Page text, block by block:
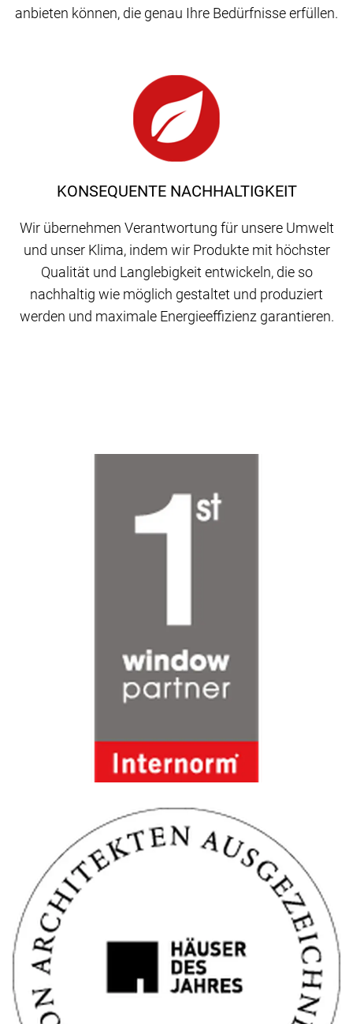
KONSEQUENTE NACHHALTIGKEIT
Wir übernehmen Verantwortung für unsere Umwelt
und unser Klima, indem wir Produkte mit höchster
Qualität und Langlebigkeit entwickeln, die so
nachhaltig wie möglich gestaltet und produziert
werden und maximale Energieeffizienz garantieren.
anbieten können, die genau Ihre Bedürfnisse erfüllen.